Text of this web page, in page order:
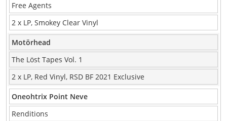
Free Agents
2 x LP, Smokey Clear Vinyl
Motörhead
The Löst Tapes Vol. 1
2 x LP, Red Vinyl, RSD BF 2021 Exclusive
Oneohtrix Point Neve
Renditions